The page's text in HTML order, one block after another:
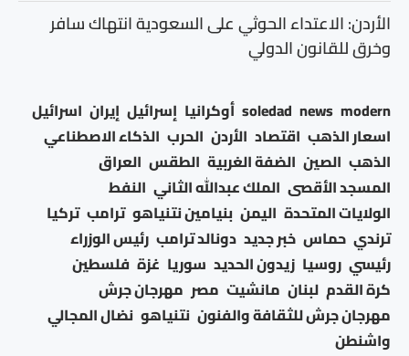
الأردن: الاعتداء الحوثي على السعودية انتهاك سافر
وخرق للقانون الدولي
modern
news
soledad أوكرانيا إسرائيل إيران اسرائيل
اسعار الذهب اقتصاد الأردن الحرب الذكاء الاصطناعي
الذهب الصين الضفة الغربية الطقس العراق
المسجد الأقصى الملك عبدالله الثاني النفط
الولايات المتحدة اليمن بنيامين نتنياهو ترامب تركيا
ترندي حماس خبر جديد دونالد ترامب رئيس الوزراء
رئيسي روسيا زيدون الحديد سوريا غزة فلسطين
كرة القدم لبنان مانشيت مصر مهرجان جرش
مهرجان جرش للثقافة والفنون نتنياهو نضال المجالي
واشنطن